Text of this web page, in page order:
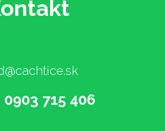
0903 715 406